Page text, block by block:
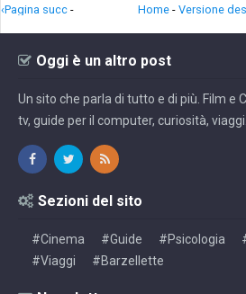
‹Pagina succ - Home - Versione
Oggi è un altro post
Un sito che parla di tutto e di più. Film e
tv, guide per il computer, curiosità, viaggi.
Sezioni del sito
#Cinema #Guide #Psicologia
#Viaggi
#Barzellette